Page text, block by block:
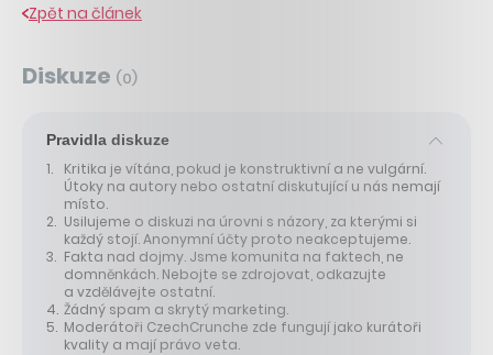
Zpět na článek
Diskuze (0)
Pravidla diskuze
Kritika je vítána, pokud je konstruktivní a ne vulgární.
Útoky na autory nebo ostatní diskutující u nás nemají
místo.
Usilujeme o diskuzi na úrovni s názory, za kterými si
každý stojí. Anonymní účty proto neakceptujeme.
Fakta nad dojmy. Jsme komunita na faktech, ne
domněnkách. Nebojte se zdrojovat, odkazujte
a vzdělávejte ostatní.
Žádný spam a skrytý marketing.
Moderátoři CzechCrunche zde fungují jako kurátoři
kvality a mají právo veta.